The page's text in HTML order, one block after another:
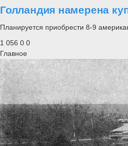
Голландия намерена
Планируется приобрести 8-9
1 056 0 0
Главное